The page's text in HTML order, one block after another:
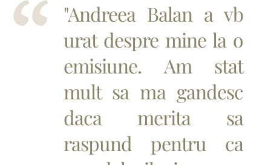
"Andreea Balan a vb
urat despre mine la o
emisiune. Am stat
mult sa ma gandesc
daca merita sa
raspund pentru ca